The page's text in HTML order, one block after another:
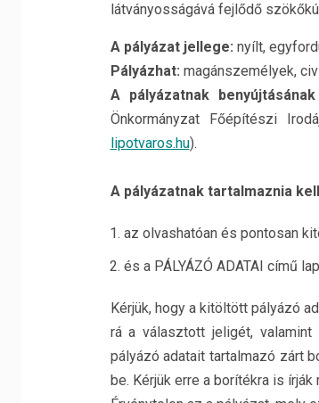
látványosságává fejlődő
A pályázat jellege: nyílt,
Pályázhat: magánszemélyek,
A pályázatnak
Önkormányzat Főépítészi
lipotvaros.hu).
A pályázatnak tartalmaznia
az olvashatóan és pontosan
és a PÁLYÁZÓ ADATAI című
Kérjük, hogy a kitöltött pályázó
rá a választott jeligét, valamint
pályázó adatait tartalmazó zárt
be. Kérjük erre a borítékra is írják